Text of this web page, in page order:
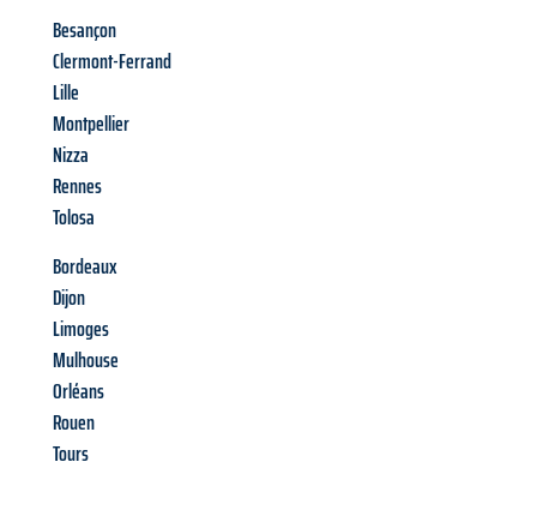
Besançon
Clermont-Ferrand
Lille
Montpellier
Nizza
Rennes
Tolosa
Bordeaux
Dijon
Limoges
Mulhouse
Orléans
Rouen
Tours